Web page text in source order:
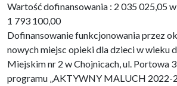
Wartość dofinansowania : 2 035 025,05
1 793 100,00
Dofinansowanie funkcjonowania przez
nowych miejsc opieki dla dzieci w wieku
Miejskim nr 2 w Chojnicach, ul. Portowa
programu „AKTYWNY MALUCH 2022-